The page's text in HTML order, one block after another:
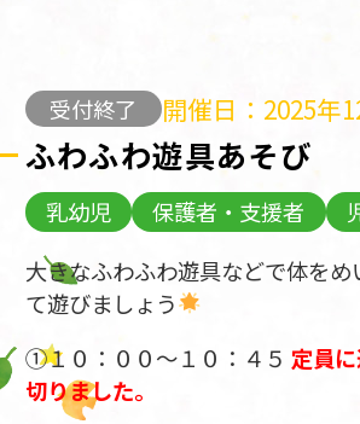
受付終了 開催日：2025年
ふわふわ遊具あそび
乳幼児 保護者・支援者
大きなふわふわ遊具などで体をめ
て遊びましょう
①１０：００～１０：４５ 定員
切りました。